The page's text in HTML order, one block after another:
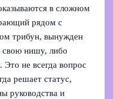
в сложном
рядом с
трибун, вынужден
свою нишу, либо
не всегда вопрос
решает статус,
руководства и